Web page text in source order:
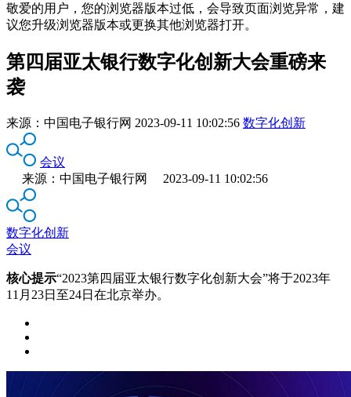
敬爱的用户，您的浏览器版本过低，会导致页面浏览异常，建
议您升级浏览器版本或更换其他浏览器打开。
第四届亚太银行数字化创新大会重磅来
袭
来源： 中国电子银行网 2023-09-11 10:02:56 数字化创新
会议
来源：中国电子银行网 2023-09-11 10:02:56
数字化创新
会议
核心提示“2023第四届亚太银行数字化创新大会”将于2023年
11月23日至24日在北京举办。